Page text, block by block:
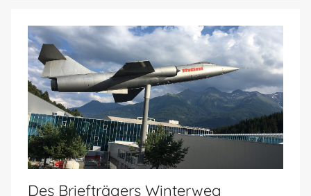
Des Briefträgers Winterweg